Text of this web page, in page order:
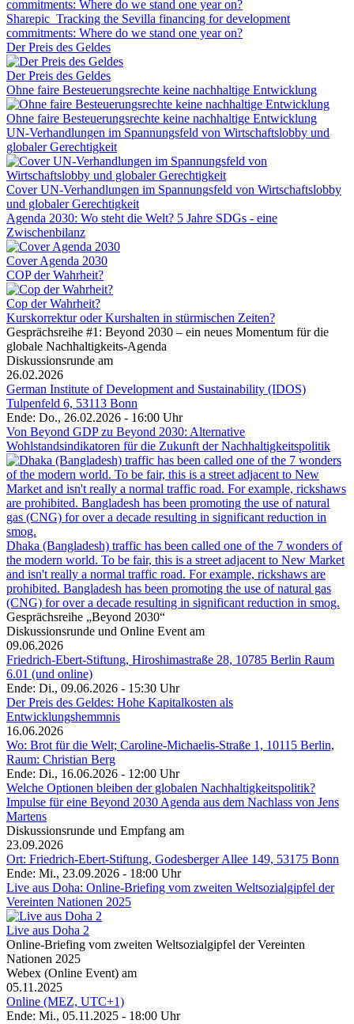
Sharepic_Tracking the Sevilla financing for development
commitments: Where do we stand one year on?
Der Preis des Geldes
Der Preis des Geldes
Ohne faire Besteuerungsrechte keine nachhaltige Entwicklung
Ohne faire Besteuerungsrechte keine nachhaltige Entwicklung
UN-Verhandlungen im Spannungsfeld von Wirtschaftslobby und
globaler Gerechtigkeit
Cover UN-Verhandlungen im Spannungsfeld von Wirtschaftslobby
und globaler Gerechtigkeit
Agenda 2030: Wo steht die Welt? 5 Jahre SDGs - eine
Zwischenbilanz
Cover Agenda 2030
COP der Wahrheit?
Cop der Wahrheit?
Kurskorrektur oder Kurshalten in stürmischen Zeiten?
Gesprächsreihe #1: Beyond 2030 – ein neues Momentum für die
globale Nachhaltigkeits-Agenda
Diskussionsrunde am
26.02.2026
German Institute of Development and Sustainability (IDOS)
Tulpenfeld 6, 53113 Bonn
Ende: Do., 26.02.2026 - 16:00 Uhr
Von Beyond GDP zu Beyond 2030: Alternative
Wohlstandsindikatoren für die Zukunft der Nachhaltigkeitspolitik
Dhaka (Bangladesh) traffic has been called one of the 7 wonders of
the modern world. To be fair, this is a street adjacent to New Market
and isn't really a normal traffic road. For example, rickshaws are
prohibited. Bangladesh has been promoting the use of natural gas
(CNG) for over a decade resulting in significant reduction in smog.
Gesprächsreihe „Beyond 2030“
Diskussionsrunde und Online Event am
09.06.2026
Friedrich-Ebert-Stiftung, Hiroshimastraße 28, 10785 Berlin Raum
6.01 (und online)
Ende: Di., 09.06.2026 - 15:30 Uhr
Der Preis des Geldes: Hohe Kapitalkosten als
Entwicklungshemmnis
16.06.2026
Wo: Brot für die Welt; Caroline-Michaelis-Straße 1, 10115 Berlin,
Raum: Christian Berg
Ende: Di., 16.06.2026 - 12:00 Uhr
Welche Optionen bleiben der globalen Nachhaltigkeitspolitik?
Impulse für eine Beyond 2030 Agenda aus dem Nachlass von Jens
Martens
Diskussionsrunde und Empfang am
23.09.2026
Ort: Friedrich-Ebert-Stiftung, Godesberger Allee 149, 53175 Bonn
Ende: Mi., 23.09.2026 - 18:00 Uhr
Live aus Doha: Online-Briefing vom zweiten Weltsozialgipfel der
Vereinten Nationen 2025
Live aus Doha 2
Online-Briefing vom zweiten Weltsozialgipfel der Vereinten
Nationen 2025
Webex (Online Event) am
05.11.2025
Online (MEZ, UTC+1)
Ende: Mi., 05.11.2025 - 18:00 Uhr